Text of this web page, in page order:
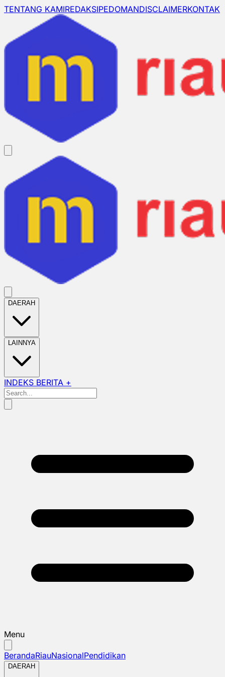
TENTANG KAMIREDAKSIPEDOMANDISCLAIMERKONTAK
DAERAH
LAINNYA
INDEKS BERITA +
Menu
BerandaRiauNasionalPendidikan
DAERAH